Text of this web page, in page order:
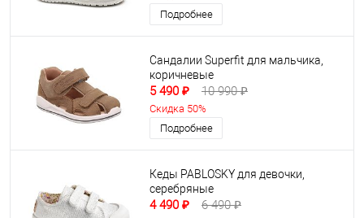
Подробнее
Сандалии Superfit для мальчика,
коричневые
5 490 ₽ 10 990 ₽
Скидка 50%
Подробнее
Кеды PABLOSKY для девочки,
серебряные
4 490 ₽ 6 490 ₽